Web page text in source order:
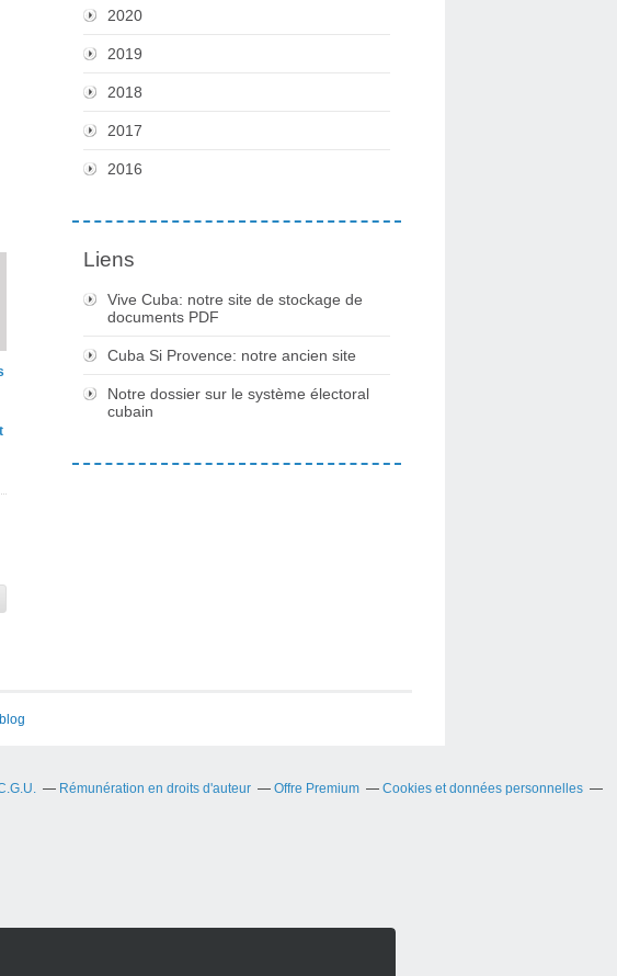
2020
2019
2018
2017
2016
Liens
Vive Cuba: notre site de stockage de
documents PDF
Cuba Si Provence: notre ancien site
Notre dossier sur le système électoral
cubain
Rémunération en droits d'auteur Offre Premium
Cookies et données personnelles